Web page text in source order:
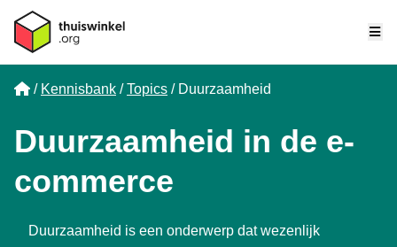
Home
Kennisbank Topics Duurzaamheid
Duurzaamheid in de e-
commerce
Duurzaamheid is een onderwerp dat wezenlijk